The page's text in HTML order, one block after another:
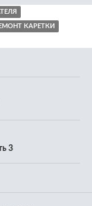
КАРЕТКИ
3